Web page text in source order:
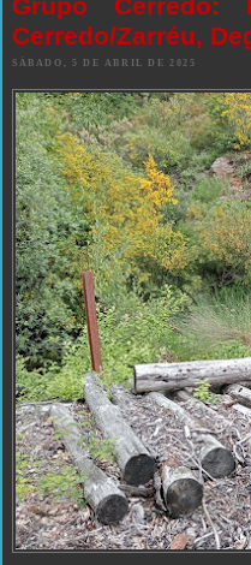
Cerredo/Zarréu,
SÁBADO, 5 DE ABRIL DE 2025